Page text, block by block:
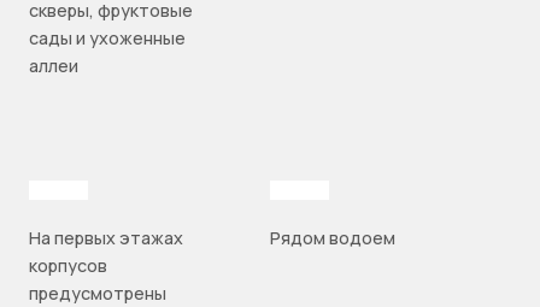
скверы, фруктовые
сады и ухоженные
аллеи
На первых этажах
корпусов
предусмотрены
Рядом водоем